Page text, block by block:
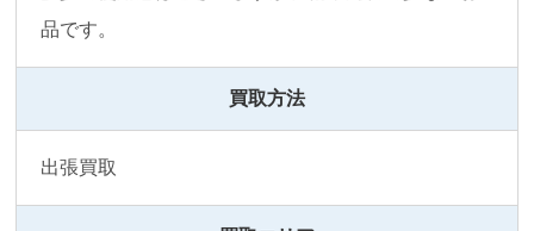
品です。
買取方法
出張買取